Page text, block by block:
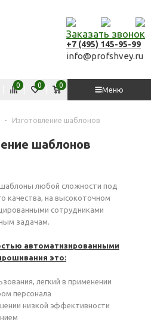
Заказать звонок
+7 (495) 145-95-99
info@profshvey.ru
Меню
сайту
Сравнить
0 Избранное
0 Корзина
0
- Изготовление шаблонов
шаблонов
любой сложности под
качества, на высокоточном
сотрудниками
задачам.
автоматизированными
это:
легкий в применении
персонала
низкой эффективности